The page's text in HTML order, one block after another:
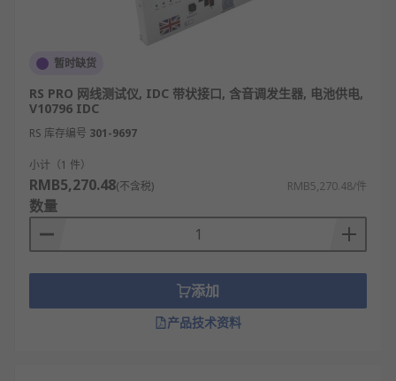
暂时缺货
RS PRO 网线测试仪, IDC 带状接口, 含音调发生器, 电池供电,
V10796 IDC
RS 库存编号 301-9697
小计（1 件）
RMB5,270.48(不含税) RMB5,270.48/件
数量
添加
产品技术资料